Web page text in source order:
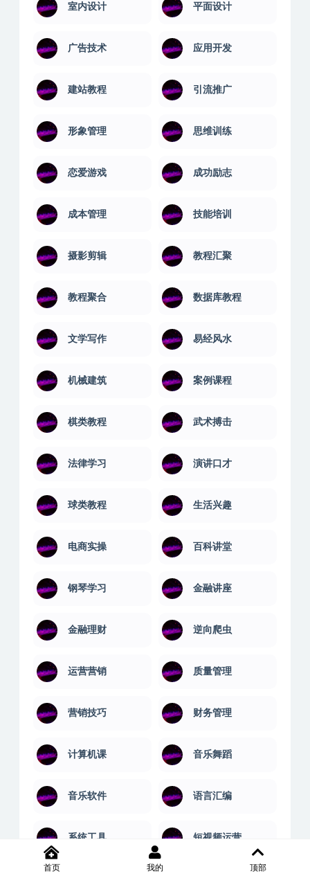
室内设计 平面设计
广告技术 应用开发
建站教程 引流推广
形象管理 思维训练
恋爱游戏 成功励志
成本管理 技能培训
摄影剪辑 教程汇聚
教程聚合 数据库教程
文学写作 易经风水
机械建筑 案例课程
棋类教程 武术搏击
法律学习 演讲口才
球类教程 生活兴趣
电商实操 百科讲堂
钢琴学习 金融讲座
金融理财 逆向爬虫
运营营销 质量管理
营销技巧 财务管理
计算机课 音乐舞蹈
音乐软件 语言汇编
系统工具 短视频运营
首页 我的 顶部